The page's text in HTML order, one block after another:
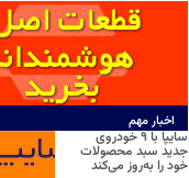
اخبار مهم
سایپا با ۹ خودروی
جدید سبد محصولات
خود را به‌روز می‌کند